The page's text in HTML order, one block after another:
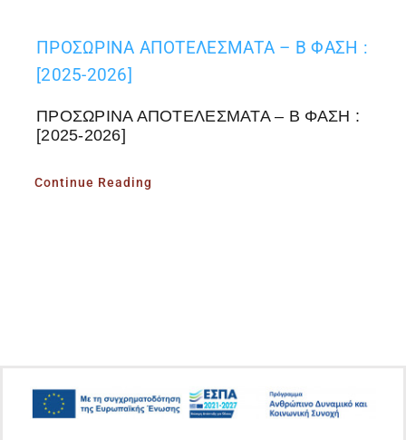
ΠΡΟΣΩΡΙΝΑ ΑΠΟΤΕΛΕΣΜΑΤΑ – Β ΦΑΣΗ :
[2025-2026]
ΠΡΟΣΩΡΙΝΑ ΑΠΟΤΕΛΕΣΜΑΤΑ – Β ΦΑΣΗ :
[2025-2026]
Continue Reading